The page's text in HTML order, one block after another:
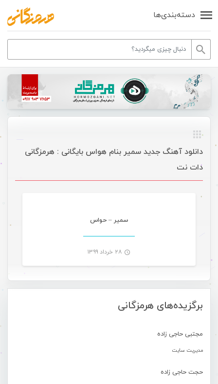
دسته‌بندی‌ها
برگزیده‌های هرمزگانی
مجتبی حاجی زاده
مدیریت سایت
حجت حاجی زاده
دانلود آهنگ جدید سمیر بنام هواس بایگانی : هرمزگانی
دات نت
سمیر – حواس
۲۸ خرداد ۱۳۹۹